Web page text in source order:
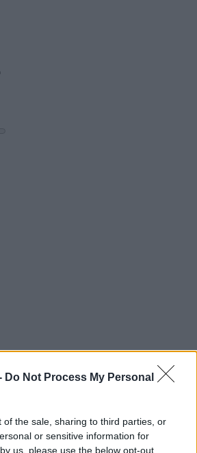
Do Not Process My Personal
of the sale, sharing to third parties, or
or sensitive information for
us, please use the below opt-out
helyettes